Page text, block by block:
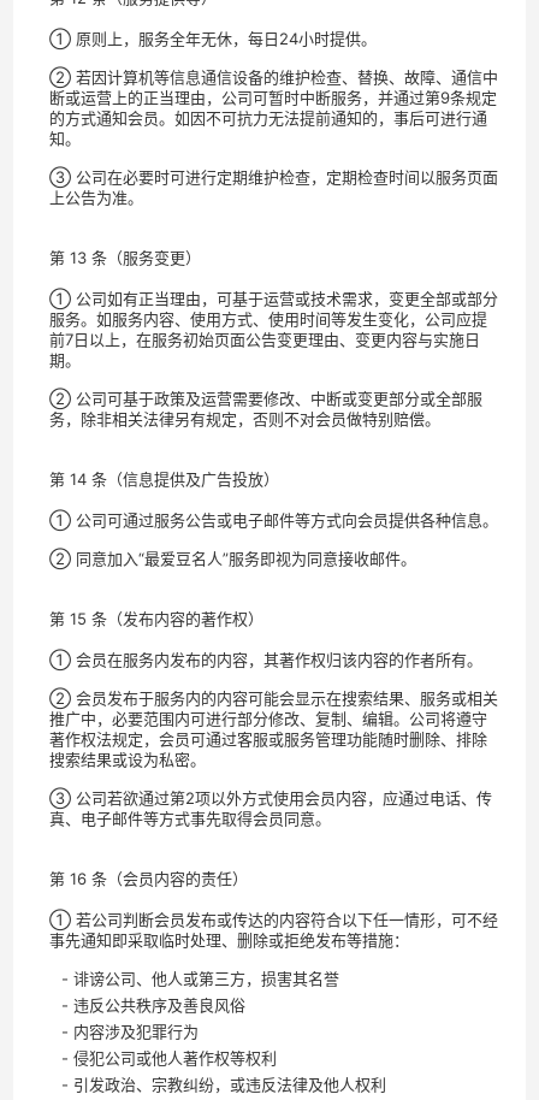
① 原则上，服务全年无休，每日24小时提供。
② 若因计算机等信息通信设备的维护检查、替换、故障、通信中
断或运营上的正当理由，公司可暂时中断服务，并通过第9条规定
的方式通知会员。如因不可抗力无法提前通知的，事后可进行通
知。
③ 公司在必要时可进行定期维护检查，定期检查时间以服务页面
上公告为准。
第 13 条（服务变更）
① 公司如有正当理由，可基于运营或技术需求，变更全部或部分
服务。如服务内容、使用方式、使用时间等发生变化，公司应提
前7日以上，在服务初始页面公告变更理由、变更内容与实施日
期。
② 公司可基于政策及运营需要修改、中断或变更部分或全部服
务，除非相关法律另有规定，否则不对会员做特别赔偿。
第 14 条（信息提供及广告投放）
① 公司可通过服务公告或电子邮件等方式向会员提供各种信息。
② 同意加入“最爱豆名人”服务即视为同意接收邮件。
第 15 条（发布内容的著作权）
① 会员在服务内发布的内容，其著作权归该内容的作者所有。
② 会员发布于服务内的内容可能会显示在搜索结果、服务或相关
推广中，必要范围内可进行部分修改、复制、编辑。公司将遵守
著作权法规定，会员可通过客服或服务管理功能随时删除、排除
搜索结果或设为私密。
③ 公司若欲通过第2项以外方式使用会员内容，应通过电话、传
真、电子邮件等方式事先取得会员同意。
第 16 条（会员内容的责任）
① 若公司判断会员发布或传达的内容符合以下任一情形，可不经
事先通知即采取临时处理、删除或拒绝发布等措施：
- 诽谤公司、他人或第三方，损害其名誉
- 违反公共秩序及善良风俗
- 内容涉及犯罪行为
- 侵犯公司或他人著作权等权利
- 引发政治、宗教纠纷，或违反法律及他人权利